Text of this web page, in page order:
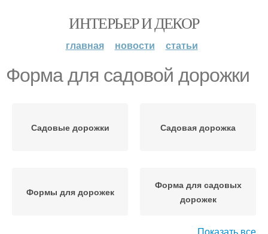
ИНТЕРЬЕР И ДЕКОР
главная новости статьи
Форма для садовой дорожки
Садовые дорожки Садовая дорожка
Формы для дорожек
Форма для садовых
дорожек